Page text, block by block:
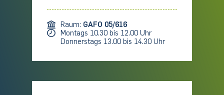
Raum: GAFO 05/616
Montags 10.30 bis 12.00 Uhr
Donnerstags 13.00 bis 14.30 Uhr